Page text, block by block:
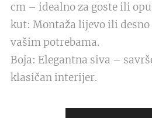
cm – idealno za goste ili
kut: Montaža lijevo ili
vašim potrebama.
Boja: Elegantna siva –
klasičan interijer.